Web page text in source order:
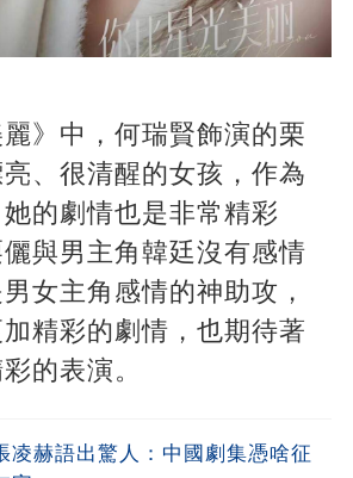
麗》中，何瑞賢飾演的栗
、很清醒的女孩，作為
的劇情也是非常精彩
與男主角韓廷沒有感情
女主角感情的神助攻，
精彩的劇情，也期待著
的表演。
凌赫語出驚人：中國劇集憑啥征